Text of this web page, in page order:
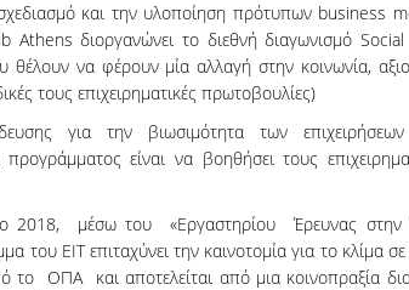
σχεδιασμό και την υλοποίηση πρότυπων business
Athens διοργανώνει το διεθνή διαγωνισμό
θέλουν να φέρουν μία αλλαγή στην κοινωνία,
τους επιχειρηματικές πρωτοβουλίες)
για την βιωσιμότητα των
είναι να βοηθήσει τους
μέσω του «Εργαστηρίου Έρευνας στην
του EIT επιταχύνει την καινοτομία για το κλίμα
το ΟΠΑ και αποτελείται από μια κοινοπραξία